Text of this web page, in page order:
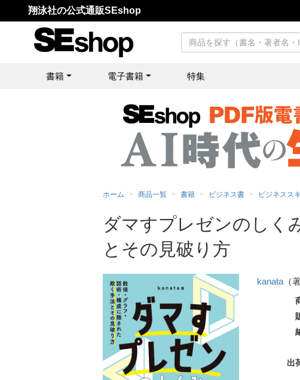
翔泳社の公式通販SEshop
書籍 電子書籍 特集
ホーム 商品一覧 書籍 ビジネス書 ビジネスス
ダマすプレゼンのしく
とその見破り方
kanata（著
出